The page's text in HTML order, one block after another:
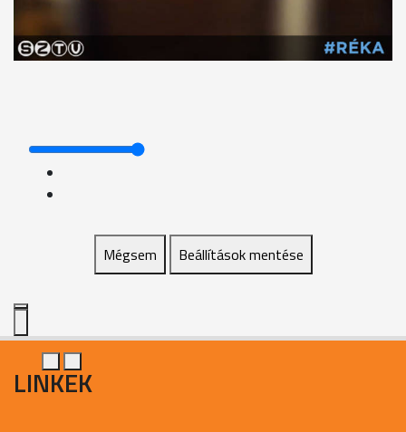
Mégsem Beállítások mentése
LINKEK